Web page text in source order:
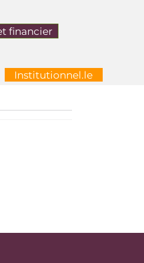
financier
  Institutionnel.le